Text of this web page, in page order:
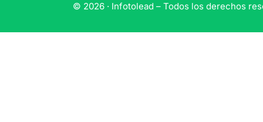
© 2026 · Infotolead – Todos los derechos